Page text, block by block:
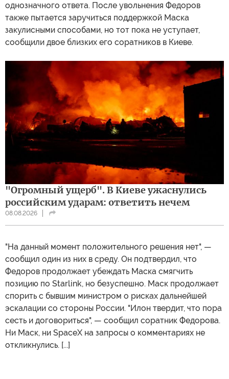
однозначного ответа. После увольнения Федоров
также пытается заручиться поддержкой Маска
закулисными способами, но тот пока не уступает,
сообщили двое близких его соратников в Киеве.
"Огромный ущерб". В Киеве ужаснулись
российским ударам: ответить нечем
08.08.2026
"На данный момент положительного решения нет", —
сообщил один из них в среду. Он подтвердил, что
Федоров продолжает убеждать Маска смягчить
позицию по Starlink, но безуспешно. Маск продолжает
спорить с бывшим министром о рисках дальнейшей
эскалации со стороны России. "Илон твердит, что пора
сесть и договориться", — сообщил соратник Федорова.
Ни Маск, ни SpaceX на запросы о комментариях не
откликнулись. [...]